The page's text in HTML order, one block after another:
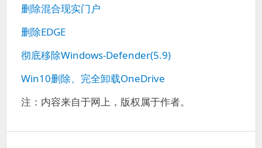
删除混合现实门户
删除EDGE
彻底移除Windows-Defender(5.9)
Win10删除、完全卸载OneDrive
注：内容来自于网上，版权属于作者。